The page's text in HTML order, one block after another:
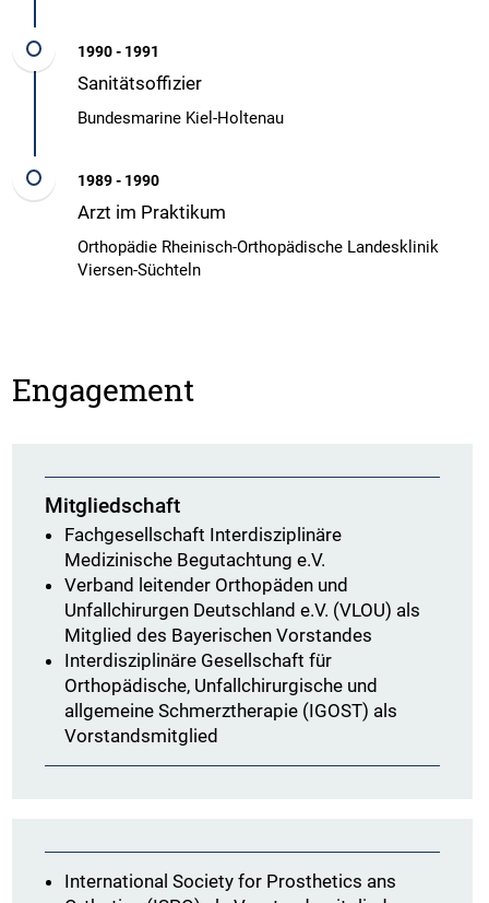
1990 - 1991
Sanitätsoffizier
Bundesmarine Kiel-Holtenau
1989 - 1990
Arzt im Praktikum
Orthopädie Rheinisch-Orthopädische Landesklinik
Viersen-Süchteln
Engagement
Mitgliedschaft
Fachgesellschaft Interdisziplinäre
Medizinische Begutachtung e.V.
Verband leitender Orthopäden und
Unfallchirurgen Deutschland e.V. (VLOU) als
Mitglied des Bayerischen Vorstandes
Interdisziplinäre Gesellschaft für
Orthopädische, Unfallchirurgische und
allgemeine Schmerztherapie (IGOST) als
Vorstandsmitglied
International Society for Prosthetics ans